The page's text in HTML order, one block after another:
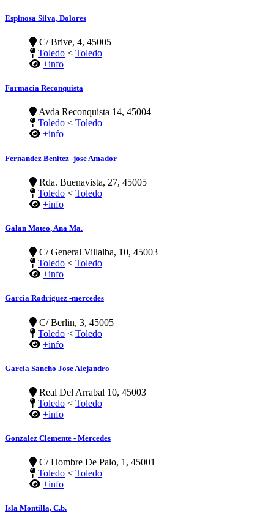
Espinosa Silva, Dolores
C/ Brive, 4, 45005
Toledo < Toledo
+info
Farmacia Reconquista
Avda Reconquista 14, 45004
Toledo < Toledo
+info
Fernandez Benitez -jose Amador
Rda. Buenavista, 27, 45005
Toledo < Toledo
+info
Galan Mateo, Ana Ma.
C/ General Villalba, 10, 45003
Toledo < Toledo
+info
Garcia Rodriguez -mercedes
C/ Berlin, 3, 45005
Toledo < Toledo
+info
Garcia Sancho Jose Alejandro
Real Del Arrabal 10, 45003
Toledo < Toledo
+info
Gonzalez Clemente - Mercedes
C/ Hombre De Palo, 1, 45001
Toledo < Toledo
+info
Isla Montilla, C.b.